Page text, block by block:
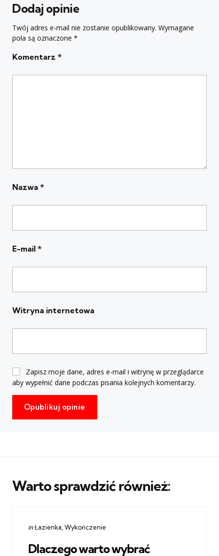
Dodaj opinie
Twój adres e-mail nie zostanie opublikowany. Wymagane
pola są oznaczone *
Komentarz *
Nazwa *
E-mail *
Witryna internetowa
Zapisz moje dane, adres e-mail i witrynę w przeglądarce
aby wypełnić dane podczas pisania kolejnych komentarzy.
Warto sprawdzić również:
Categories
Posted
inŁazienka Wykończenie
Dlaczego warto wybrać